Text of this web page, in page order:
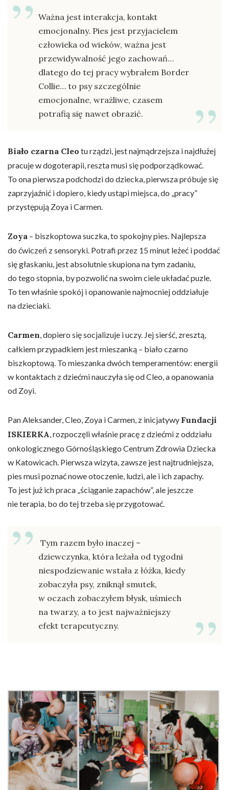
Ważna jest interakcja, kontakt
emocjonalny. Pies jest przyjacielem
człowieka od wieków, ważna jest
przewidywalność jego zachowań…
dlatego do tej pracy wybrałem Border
Collie… to psy szczególnie
emocjonalne, wrażliwe, czasem
potrafią się nawet obrazić.
Biało czarna Cleo tu rządzi, jest najmądrzejsza i najdłużej
pracuje w dogoterapii, reszta musi się podporządkować.
To ona pierwsza podchodzi do dziecka, pierwsza próbuje się
zaprzyjaźnić i dopiero, kiedy ustąpi miejsca, do „pracy”
przystępują Zoya i Carmen.
Zoya – biszkoptowa suczka, to spokojny pies. Najlepsza
do ćwiczeń z sensoryki. Potrafi przez 15 minut leżeć i poddać
się głaskaniu, jest absolutnie skupiona na tym zadaniu,
do tego stopnia, by pozwolić na swoim ciele układać puzle.
To ten właśnie spokój i opanowanie najmocniej oddziałuje
na dzieciaki.
Carmen , dopiero się socjalizuje i uczy. Jej sierść, zresztą,
całkiem przypadkiem jest mieszanką – biało czarno
biszkoptową. To mieszanka dwóch temperamentów: energii
w kontaktach z dziećmi nauczyła się od Cleo, a opanowania
od Zoyi.
Pan Aleksander, Cleo, Zoya i Carmen, z inicjatywy Fundacji
ISKIERKA , rozpoczęli właśnie pracę z dziećmi z oddziału
onkologicznego Górnośląskiego Centrum Zdrowia Dziecka
w Katowicach. Pierwsza wizyta, zawsze jest najtrudniejsza,
pies musi poznać nowe otoczenie, ludzi, ale i ich zapachy.
To jest już ich praca „ściąganie zapachów”, ale jeszcze
nie terapia, bo do tej trzeba się przygotować.
Tym razem było inaczej –
dziewczynka, która leżała od tygodni
niespodziewanie wstała z łóżka, kiedy
zobaczyła psy, zniknął smutek,
w oczach zobaczyłem błysk, uśmiech
na twarzy, a to jest najważniejszy
efekt terapeutyczny.